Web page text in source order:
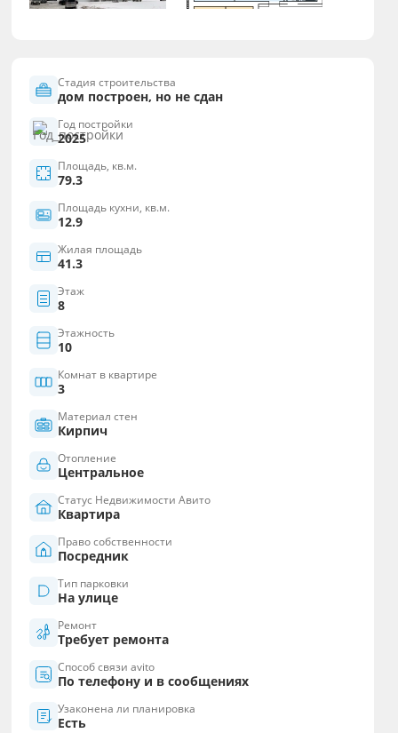
Стадия строительства
дом построен, но не сдан
Год постройки
2025
Площадь, кв.м.
79.3
Площадь кухни, кв.м.
12.9
Жилая площадь
41.3
Этаж
8
Этажность
10
Комнат в квартире
3
Материал стен
Кирпич
Отопление
Центральное
Статус Недвижимости Авито
Квартира
Право собственности
Посредник
Тип парковки
На улице
Ремонт
Требует ремонта
Способ связи avito
По телефону и в сообщениях
Узаконена ли планировка
Есть